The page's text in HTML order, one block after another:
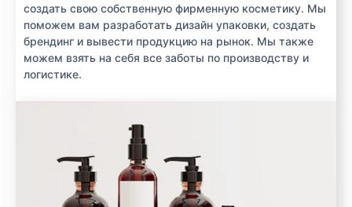
создать свою собственную фирменную косметику. Мы
поможем вам разработать дизайн упаковки, создать
брендинг и вывести продукцию на рынок. Мы также
можем взять на себя все заботы по производству и
логистике.